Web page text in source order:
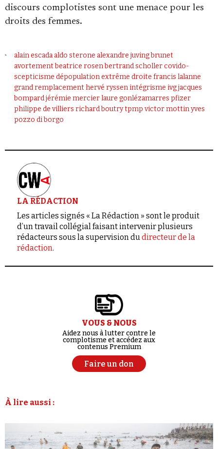
discours complotistes sont une menace pour les
droits des femmes.
alain escada aldo sterone alexandre juving brunet
avortementbeatrice rosenbertrand scholler covido-
scepticisme dépopulation extrême droite francis lalanne
grand remplacement hervé ryssen intégrisme ivg jacques
bompard jérémie mercier laure gonlézamarres pfizer
philippe de villiers richard boutry tpmp victor mottin yves
pozzo di borgo
LA RÉDACTION
Les articles signés « La Rédaction » sont le produit
d’un travail collégial faisant intervenir plusieurs
rédacteurs sous la supervision dudirecteur de la
rédaction.
VOUS & NOUS
Aidez nous à lutter contre le
complotisme et accédez aux
contenus Premium
Faire un don
À lire aussi :